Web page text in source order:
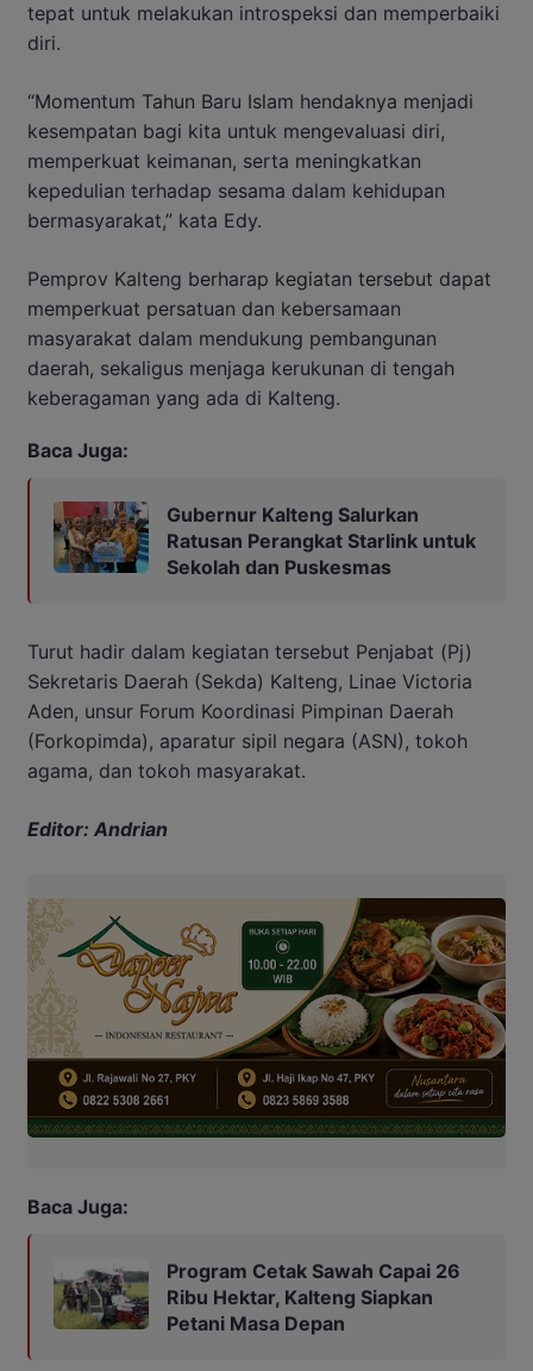
tepat untuk melakukan introspeksi dan memperbaiki
diri.
“Momentum Tahun Baru Islam hendaknya menjadi
kesempatan bagi kita untuk mengevaluasi diri,
memperkuat keimanan, serta meningkatkan
kepedulian terhadap sesama dalam kehidupan
bermasyarakat,” kata Edy.
Pemprov Kalteng berharap kegiatan tersebut dapat
memperkuat persatuan dan kebersamaan
masyarakat dalam mendukung pembangunan
daerah, sekaligus menjaga kerukunan di tengah
keberagaman yang ada di Kalteng.
Baca Juga:
Gubernur Kalteng Salurkan
Ratusan Perangkat Starlink untuk
Sekolah dan Puskesmas
Turut hadir dalam kegiatan tersebut Penjabat (Pj)
Sekretaris Daerah (Sekda) Kalteng, Linae Victoria
Aden, unsur Forum Koordinasi Pimpinan Daerah
(Forkopimda), aparatur sipil negara (ASN), tokoh
agama, dan tokoh masyarakat.
Editor: Andrian
Baca Juga:
Program Cetak Sawah Capai 26
Ribu Hektar, Kalteng Siapkan
Petani Masa Depan